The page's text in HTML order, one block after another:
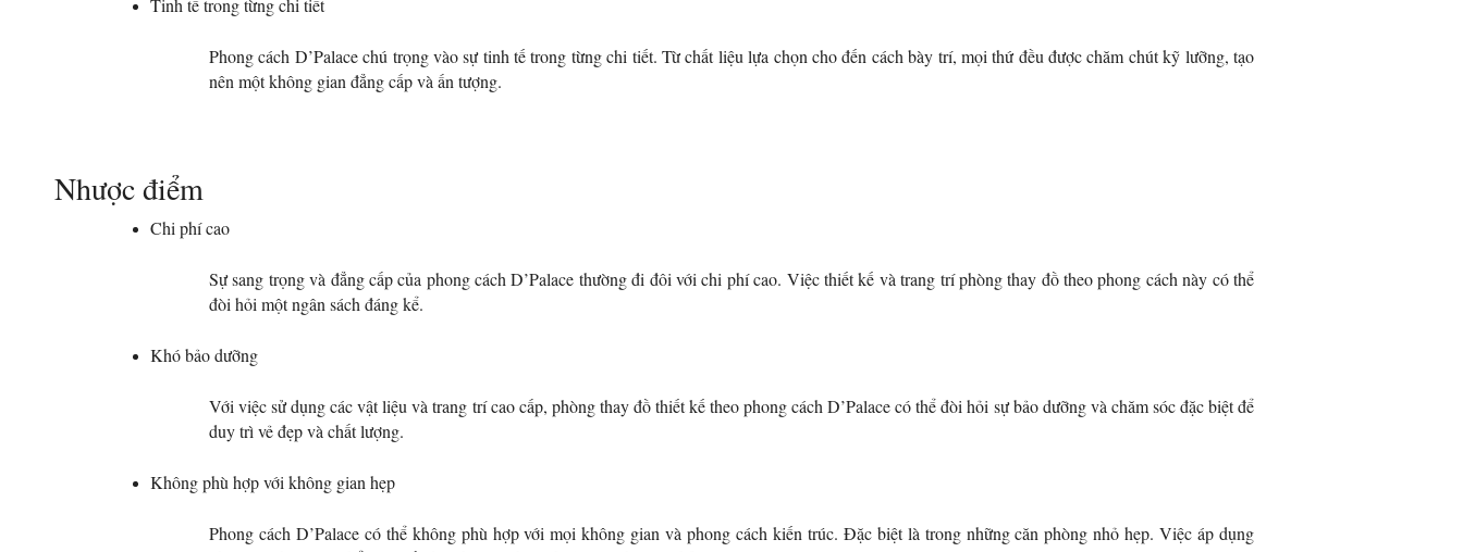
Trang chủ
Về chúng tôi
Bộ sưu tập
Tin tức
Liên hệ
Tinh tế trong từng chi tiết
Phong cách D’Palace chú trọng vào sự tinh tế trong từng chi tiết. Từ chất liệu lựa chọn cho đến cách bày trí, mọi thứ đều được chăm chút kỹ lưỡng, tạo
nên một không gian đẳng cấp và ấn tượng.
Nhược điểm
Chi phí cao
Sự sang trọng và đẳng cấp của phong cách D’Palace thường đi đôi với chi phí cao. Việc thiết kế và trang trí phòng thay đồ theo phong cách này có thể
đòi hỏi một ngân sách đáng kể.
Khó bảo dưỡng
Với việc sử dụng các vật liệu và trang trí cao cấp, phòng thay đồ thiết kế theo phong cách D’Palace có thể đòi hỏi sự bảo dưỡng và chăm sóc đặc biệt để
duy trì vẻ đẹp và chất lượng.
Không phù hợp với không gian hẹp
Phong cách D’Palace có thể không phù hợp với mọi không gian và phong cách kiến trúc. Đặc biệt là trong những căn phòng nhỏ hẹp. Việc áp dụng